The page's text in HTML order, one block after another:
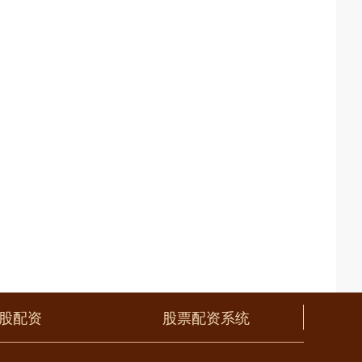
配资 股票配资系统